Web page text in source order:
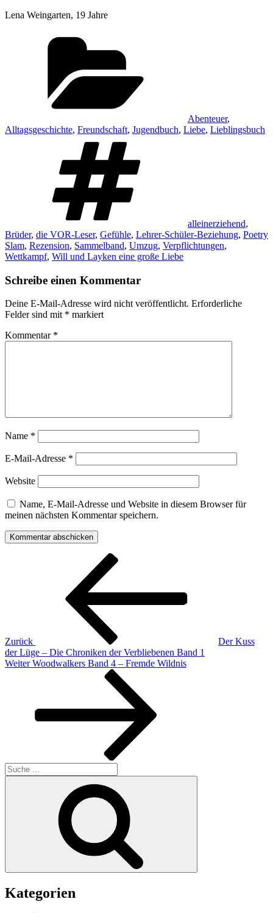
Lena Weingarten, 19 Jahre
Abenteuer,
Alltagsgeschichte, Freundschaft, Jugendbuch, Liebe, Lieblingsbuch
alleinerziehend,
Brüder, die VOR-Leser, Gefühle, Lehrer-Schüler-Beziehung, Poetry
Slam, Rezension, Sammelband, Umzug, Verpflichtungen,
Wettkampf, Will und Layken eine große Liebe
Schreibe einen Kommentar
Deine E-Mail-Adresse wird nicht veröffentlicht. Erforderliche
Felder sind mit * markiert
Kommentar *
Name *
E-Mail-Adresse *
Website
Name, E-Mail-Adresse und Website in diesem Browser für
meinen nächsten Kommentar speichern.
Beitragsnavigation
Zurück
Der Kuss
der Lüge – Die Chroniken der Verbliebenen Band 1
Nächster
Weiter Woodwalkers Band 4 – Fremde Wildnis
Suche
nach:
Kategorien